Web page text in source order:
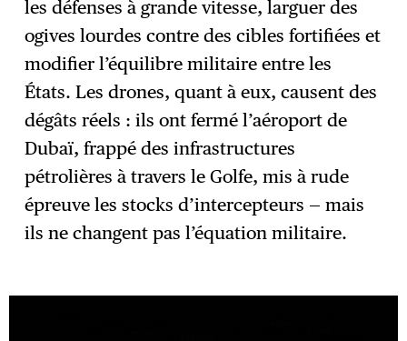
les défenses à grande vitesse, larguer des
ogives lourdes contre des cibles fortifiées et
modifier l’équilibre militaire entre les
États. Les drones, quant à eux, causent des
dégâts réels : ils ont fermé l’aéroport de
Dubaï, frappé des infrastructures
pétrolières à travers le Golfe, mis à rude
épreuve les stocks d’intercepteurs — mais
ils ne changent pas l’équation militaire.